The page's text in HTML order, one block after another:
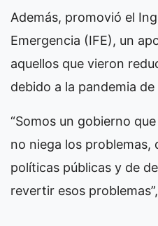
Además, promovió el
Emergencia (IFE), un
aquellos que vieron
debido a la pandemia
“Somos un gobierno
no niega los problemas,
políticas públicas y de
revertir esos